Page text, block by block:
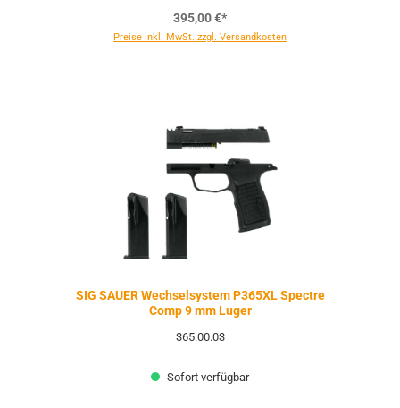
395,00 €*
Preise inkl. MwSt. zzgl. Versandkosten
SIG SAUER Wechselsystem P365XL Spectre
Comp 9 mm Luger
365.00.03
Sofort verfügbar